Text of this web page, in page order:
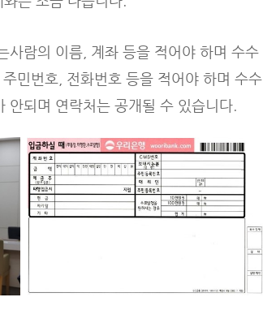
사람의 이름, 계좌 등을 적어야 하며 수수
민번호, 전화번호 등을 적어야 하며 수수
안되며 연락처는 공개될 수 있습니다.